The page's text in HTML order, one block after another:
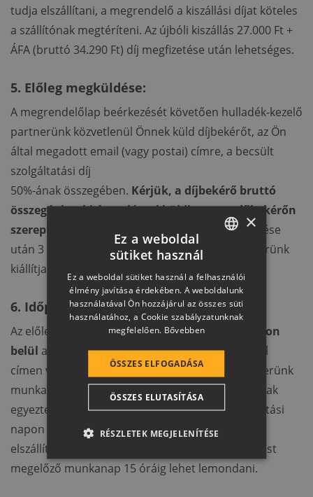
tudja elszállítani, a megrendelő a kiszállási díjat köteles
a szállítónak megtéríteni. Az újbóli kiszállás 27.000 Ft +
ÁFA (bruttó 34.290 Ft) díj megfizetése után lehetséges.
5. Előleg megküldése:
A megrendelőlap beérkezését követően hulladék-kezelő
partnerünk közvetlenül Önnek küld díjbekérőt, az Ön
által megadott email (vagy postai) címre, a becsült
szolgáltatási díj
50%-ának összegében. Kérjük, a díjbekérő bruttó
összegét banki átutalással küldje meg a díjbekérőn
szereplő bankszámlaszámra
, melynek beérkezése
után 3 munkanapon belül hulladékkezelő Partnerünk
kiállítja és megküldi Önnek az előleg számlát.
6. Időpont-egyeztetés:
Az előleg beérkezésétől számított10 munkanapon
belül a megrendelőn az Ön által megadott e-mail
címen vagy telefonszámon hulladékkezelő Partnerünk
munkatársai keresni fogják a szállítás időpontjának
egyeztetése céljából. Kérjük, a leegyeztetett szállítási
napon mindenképpen biztosítsa a hulladék
elszállíthatóságát! A szállítást legkésőbb a szállítást
megelőző munkanap 15 óráig lehet lemondani.
HUNGARIAN
SLOVAK
GERMAN
ROMANIAN
CROATIAN
SR
RO-HU
ITALIAN
×
Ez a weboldal
sütiket használ
Ez a weboldal sütiket használ a felhasználói
élmény javítása érdekében. A weboldalunk
használatával Ön hozzájárul az összes süti
használatához, a Cookie szabályzatunknak
megfelelően. Bővebben
ÖSSZES ELFOGADÁSA
ÖSSZES ELUTASÍTÁSA
RÉSZLETEK MEGJELENÍTÉSE